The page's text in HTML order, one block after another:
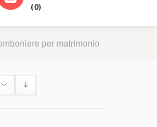
(0)
per matrimonio